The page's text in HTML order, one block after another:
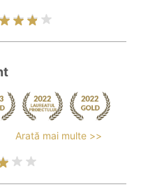
Arată mai multe >>